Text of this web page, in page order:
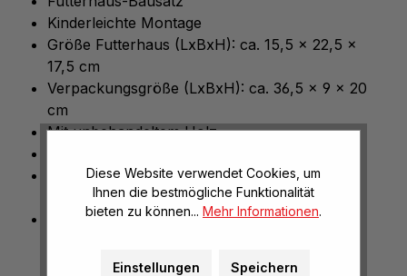
Kinderleichte Montage
Größe Futterhaus (LxBxH): ca. 15,5 x 22,5 x
17,5 cm
Verpackungsgröße (LxBxH): ca. 36,5 x 9 x 20
cm
Mit unbehandeltem Holz
Inkl. bebilderter Bauanleitung Kindgerechter
Holzhammer enthalten
Für Kinder ab 6 Jahren
Diese Website verwendet Cookies, um
Ihnen die bestmögliche Funktionalität
bieten zu können... Mehr Informationen.
Einstellungen Speichern